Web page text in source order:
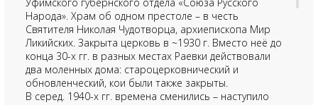
Уфимского губернского отдела «Союза Русского
Народа». Храм об одном престоле – в честь
Святителя Николая Чудотворца, архиепископа Мир
Ликийских. Закрыта церковь в ~1930 г. Вместо неё до
конца 30-х гг. в разных местах Раевки действовали
два моленных дома: староцерковнический и
обновленческий, кои были также закрыты.
В серед. 1940-х гг. времена сменились – наступило